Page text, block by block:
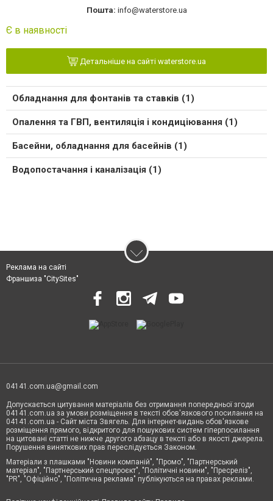
Пошта: info@waterstore.ua
Є в наявності
Детальніше на сайті waterstore.ua
Обладнання для фонтанів та ставків (1)
Опалення та ГВП, вентиляція і кондиціювання (1)
Басейни, обладнання для басейнів (1)
Водопостачання і каналізація (1)
Реклама на сайті
Франшиза "CitySites"
04141.com.ua@gmail.com
Допускається цитування матеріалів без отримання попередньої згоди
04141.com.ua за умови розміщення в тексті обов'язкового посилання на
04141.com.ua - Сайт міста Звягель. Для інтернет-видань обов'язкове
розміщення прямого, відкритого для пошукових систем гіперпосилання
на цитовані статті не нижче другого абзацу в тексті або в якості джерела.
Порушення виняткових прав переслідується Законом.
Матеріали з плашками "Новини компаній", "Промо", "Партнерський
матеріал", "Партнерський спецпроєкт", "Політичні новини", "Пресреліз",
"PR", "Офіційно", "Політична реклама" публікуються на правах реклами.